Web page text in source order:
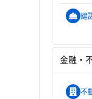
建
金融・
不